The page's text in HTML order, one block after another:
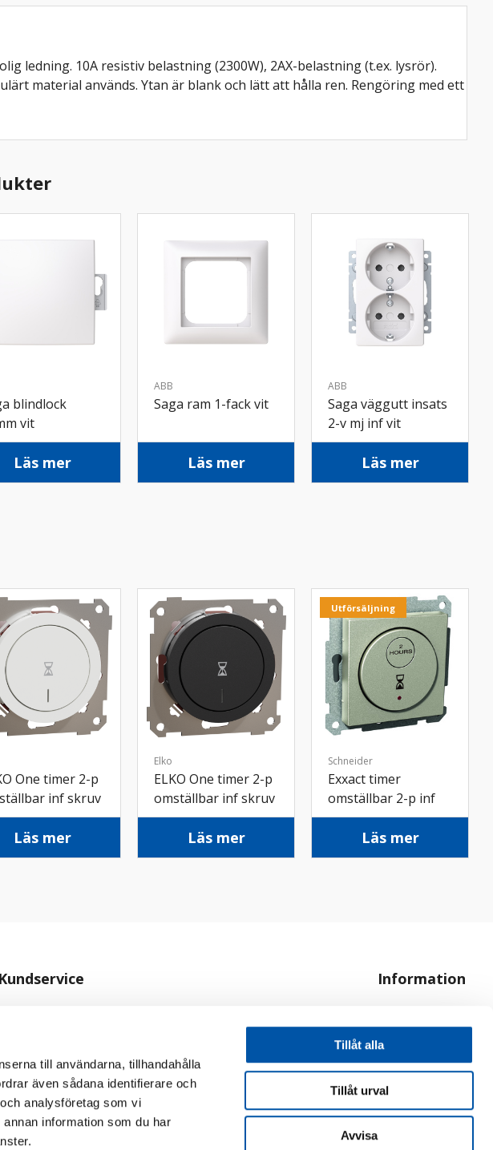
till användarna, tillhandahålla
även sådana identifierare och
analysföretag som vi
information som du har
Tillåt alla
Tillåt urval
Avvisa
ledning. 10A resistiv belastning (2300W), 2AX-belastning (t.ex. lysrör).
material används. Ytan är blank och lätt att hålla ren. Rengöring med ett
blindlock
vit
Läs mer
ABB
Saga ram 1-fack vit
Läs mer
ABB
Saga väggutt insats
2-v mj inf vit
Läs mer
One timer 2-p
inf skruv
Läs mer
Elko
ELKO One timer 2-p
omställbar inf skruv
sv
Läs mer
Utförsäljning
Schneider
Exxact timer
omställbar 2-p inf
skruv met
Läs mer
Kundservice
Personuppgiftspolicy
Information
Hur handlar jag?